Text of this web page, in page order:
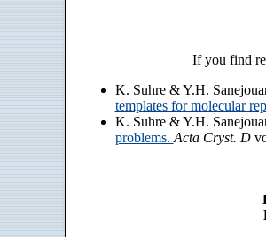
If you find
K. Suhre & Y.H.
templates for molecular
K. Suhre & Y.H.
problems.Acta Cryst. D